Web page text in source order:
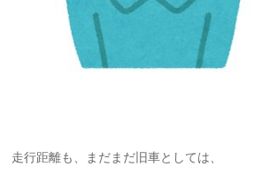
走行距離も、まだまだ旧車としては、